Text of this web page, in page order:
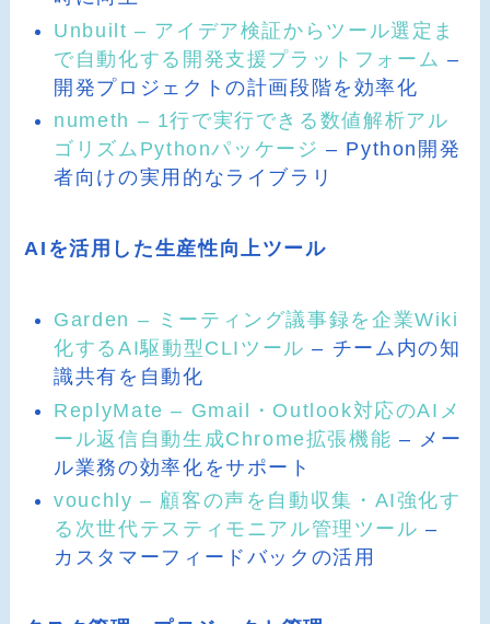
Unbuilt – アイデア検証からツール選定ま
で自動化する開発支援プラットフォーム –
開発プロジェクトの計画段階を効率化
numeth – 1行で実行できる数値解析アル
ゴリズムPythonパッケージ – Python開発
者向けの実用的なライブラリ
AIを活用した生産性向上ツール
Garden – ミーティング議事録を企業Wiki
化するAI駆動型CLIツール – チーム内の知
識共有を自動化
ReplyMate – Gmail・Outlook対応のAIメ
ール返信自動生成Chrome拡張機能 – メー
ル業務の効率化をサポート
vouchly – 顧客の声を自動収集・AI強化す
る次世代テスティモニアル管理ツール –
カスタマーフィードバックの活用